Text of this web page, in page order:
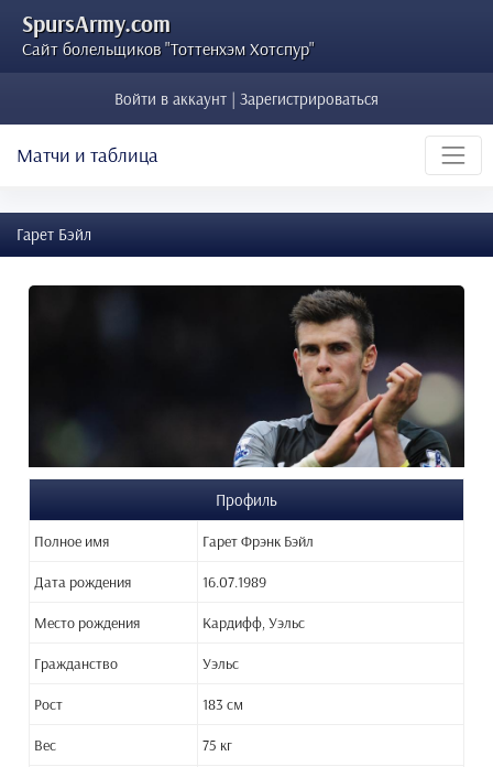
SpursArmy.com
Сайт болельщиков "Тоттенхэм Хотспур"
Войти в аккаунт | Зарегистрироваться
Матчи и таблица
Гарет Бэйл
Профиль
Полное имя Гарет Фрэнк Бэйл
Дата рождения 16.07.1989
Место рождения Кардифф, Уэльс
Гражданство Уэльс
Рост 183 см
Вес 75 кг